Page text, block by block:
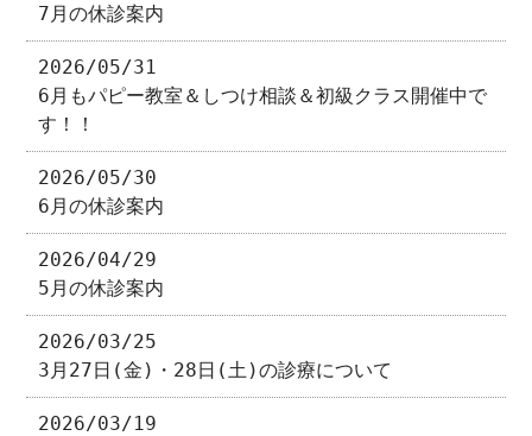
7月の休診案内
2026/05/31
6月もパピー教室＆しつけ相談＆初級クラス開催中で
す！！
2026/05/30
6月の休診案内
2026/04/29
5月の休診案内
2026/03/25
3月27日(金)・28日(土)の診療について
2026/03/19